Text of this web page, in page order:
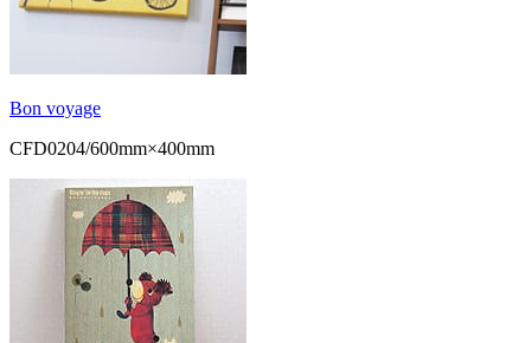
Bon voyage
CFD0204/600mm×400mm